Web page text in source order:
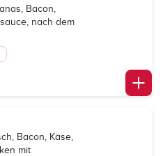
Bacon,
nach dem
Bacon, Käse,
mit